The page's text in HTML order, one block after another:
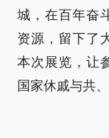
城，在百年奋
资源，留下了
本次展览，让
国家休戚与共